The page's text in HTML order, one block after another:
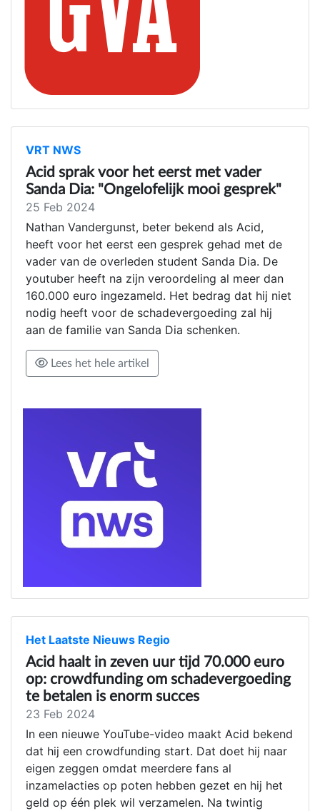
VRT NWS
Acid sprak voor het eerst met vader
Sanda Dia: "Ongelofelijk mooi gesprek"
25 Feb 2024
Nathan Vandergunst, beter bekend als Acid,
heeft voor het eerst een gesprek gehad met de
vader van de overleden student Sanda Dia. De
youtuber heeft na zijn veroordeling al meer dan
160.000 euro ingezameld. Het bedrag dat hij niet
nodig heeft voor de schadevergoeding zal hij
aan de familie van Sanda Dia schenken.
Lees het hele artikel
Het Laatste Nieuws Regio
Acid haalt in zeven uur tijd 70.000 euro
op: crowdfunding om schadevergoeding
te betalen is enorm succes
23 Feb 2024
In een nieuwe YouTube-video maakt Acid bekend
dat hij een crowdfunding start. Dat doet hij naar
eigen zeggen omdat meerdere fans al
inzamelacties op poten hebben gezet en hij het
geld op één plek wil verzamelen. Na twintig